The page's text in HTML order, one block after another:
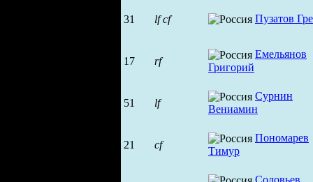
31 lf cf Пузатов
17 rf
Емельянов
Григорий
51 lf
Сурнин
Вениамин
21 cf
Пономарев
Тимур
Соловьев